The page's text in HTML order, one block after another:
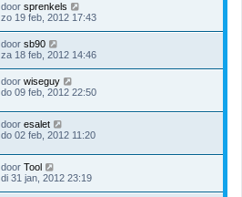
door sprenkels
zo 19 feb, 2012 17:43
door sb90
za 18 feb, 2012 14:46
door wiseguy
do 09 feb, 2012 22:50
door esalet
do 02 feb, 2012 11:20
door Tool
di 31 jan, 2012 23:19